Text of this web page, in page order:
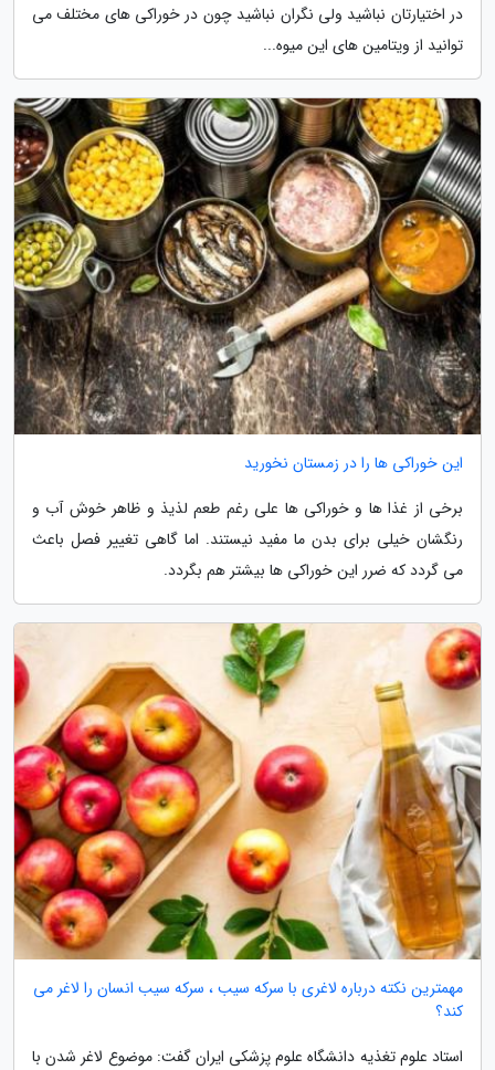
در اختیارتان نباشید ولی نگران نباشید چون در خوراکی های مختلف می
توانید از ویتامین های این میوه...
این خوراکی ها را در زمستان نخورید
برخی از غذا ها و خوراکی ها علی رغم طعم لذیذ و ظاهر خوش آب و
رنگشان خیلی برای بدن ما مفید نیستند. اما گاهی تغییر فصل باعث
می گردد که ضرر این خوراکی ها بیشتر هم بگردد.
مهمترین نکته درباره لاغری با سرکه سیب ، سرکه سیب انسان را لاغر می
کند؟
استاد علوم تغذیه دانشگاه علوم پزشکی ایران گفت: موضوع لاغر شدن با